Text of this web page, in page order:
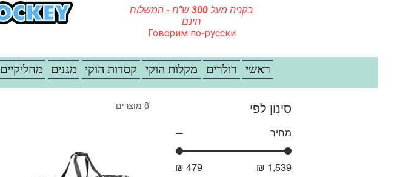
בקניה מעל 300 ש"ח - המשלוח
חינם
Говорим по-русски
ראשי רולרים מקלות הוקי קסדות הוקי מגנים מחליקיים
סינון לפי
מחיר
‏479 ‏₪
8 מוצרים